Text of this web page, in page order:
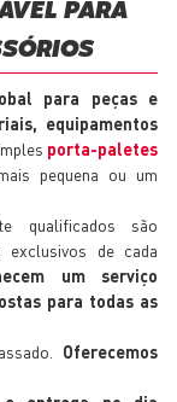
PARA
para peças e
equipamentos
porta-paletes
pequena ou um
qualificados são
de cada
um serviço
para todas as
Oferecemos